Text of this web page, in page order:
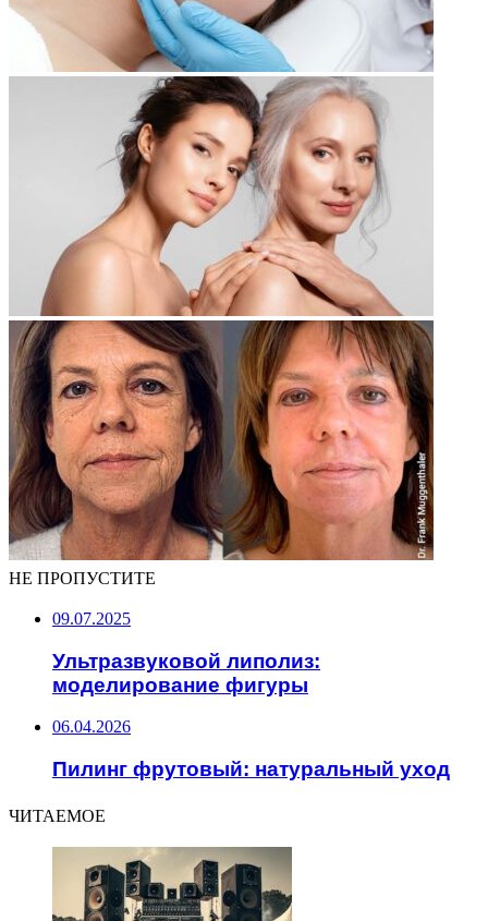
НЕ ПРОПУСТИТЕ
09.07.2025
Ультразвуковой липолиз:
моделирование фигуры
06.04.2026
Пилинг фрутовый: натуральный уход
ЧИТАЕМОЕ